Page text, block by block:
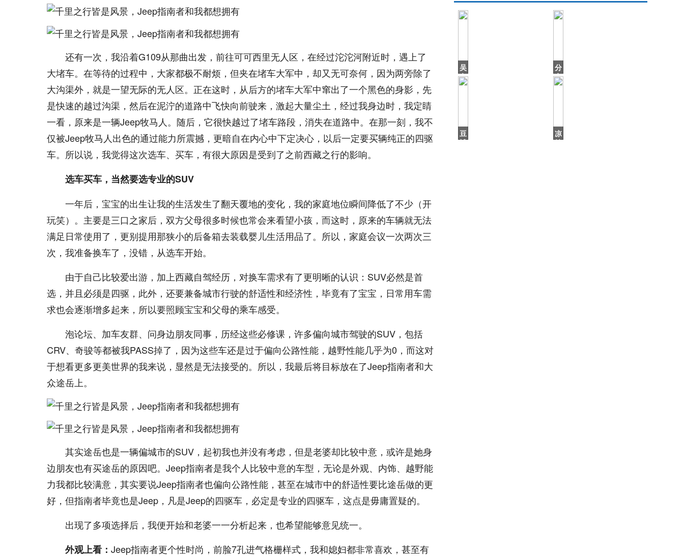
还有一次，我沿着G109从那曲出发，前往可可西里无人区，在经过沱沱河附近时，遇上了
大堵车。在等待的过程中，大家都极不耐烦，但夹在堵车大军中，却又无可奈何，因为两旁除了
大沟渠外，就是一望无际的无人区。正在这时，从后方的堵车大军中窜出了一个黑色的身影，先
是快速的越过沟渠，然后在泥泞的道路中飞快向前驶来，激起大量尘土，经过我身边时，我定睛
一看，原来是一辆Jeep牧马人。随后，它很快越过了堵车路段，消失在道路中。在那一刻，我不
仅被Jeep牧马人出色的通过能力所震撼，更暗自在内心中下定决心，以后一定要买辆纯正的四驱
车。所以说，我觉得这次选车、买车，有很大原因是受到了之前西藏之行的影响。
选车买车，当然要选专业的SUV
一年后，宝宝的出生让我的生活发生了翻天覆地的变化，我的家庭地位瞬间降低了不少（开
玩笑）。主要是三口之家后，双方父母很多时候也常会来看望小孩，而这时，原来的车辆就无法
满足日常使用了，更别提用那狭小的后备箱去装载婴儿生活用品了。所以，家庭会议一次两次三
次，我准备换车了，没错，从选车开始。
由于自己比较爱出游，加上西藏自驾经历，对换车需求有了更明晰的认识：SUV必然是首
选，并且必须是四驱，此外，还要兼备城市行驶的舒适性和经济性，毕竟有了宝宝，日常用车需
求也会逐渐增多起来，所以要照顾宝宝和父母的乘车感受。
泡论坛、加车友群、问身边朋友同事，历经这些必修课，许多偏向城市驾驶的SUV，包括
CRV、奇骏等都被我PASS掉了，因为这些车还是过于偏向公路性能，越野性能几乎为0，而这对
于想看更多更美世界的我来说，显然是无法接受的。所以，我最后将目标放在了Jeep指南者和大
众途岳上。
其实途岳也是一辆偏城市的SUV，起初我也并没有考虑，但是老婆却比较中意，或许是她身
边朋友也有买途岳的原因吧。Jeep指南者是我个人比较中意的车型，无论是外观、内饰、越野能
力我都比较满意，其实要说Jeep指南者也偏向公路性能，甚至在城市中的舒适性要比途岳做的更
好，但指南者毕竟也是Jeep，凡是Jeep的四驱车，必定是专业的四驱车，这点是毋庸置疑的。
出现了多项选择后，我便开始和老婆一一分析起来，也希望能够意见统一。
外观上看： Jeep指南者更个性时尚，前脸7孔进气格栅样式，我和媳妇都非常喜欢，甚至有
吴
京
替
周
冬
分
享
大
败
技
豆
凉